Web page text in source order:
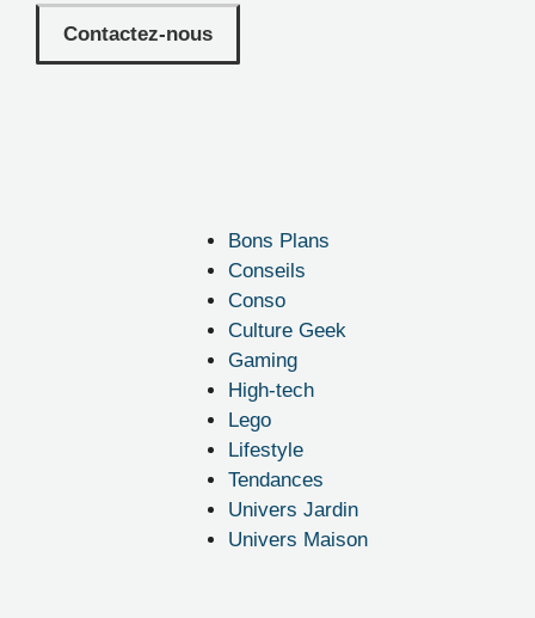
Contactez-nous
Bons Plans
Conseils
Conso
Culture Geek
Gaming
High-tech
Lego
Lifestyle
Tendances
Univers Jardin
Univers Maison